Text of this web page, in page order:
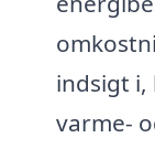
indsigt
varme-